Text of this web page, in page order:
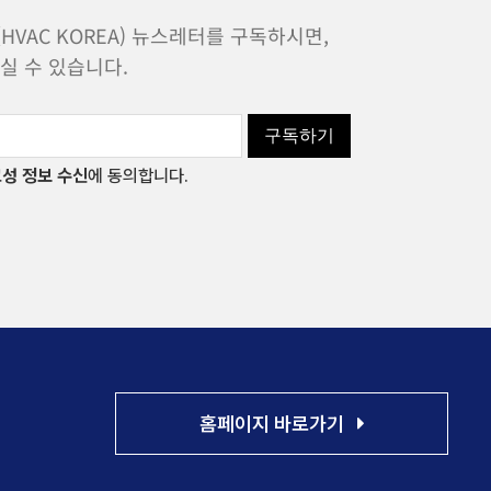
KOREA) 뉴스레터를 구독하시면,
수 있습니다.
구독하기
정보 수신에 동의합니다.
홈페이지 바로가기